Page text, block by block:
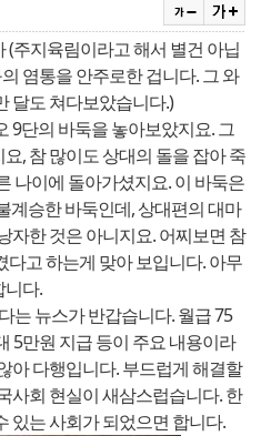
주지육림이라고 해서 별건 아닙
염통을 안주로한 겁니다. 그 와
달도 쳐다보았습니다.)
9단의 바둑을 놓아보았지요. 그
, 참 많이도 상대의 돌을 잡아 죽
나이에 돌아가셨지요. 이 바둑은
계승한 바둑인데, 상대편의 대마
자한 것은 아니지요. 어찌보면 참
고 하는게 맞아 보입니다. 아무
니다.
는 뉴스가 반갑습니다. 월급 75
5만원 지급 등이 주요 내용이라
아 다행입니다. 부드럽게 해결할
사회 현실이 새삼스럽습니다. 한
있는 사회가 되었으면 합니다.